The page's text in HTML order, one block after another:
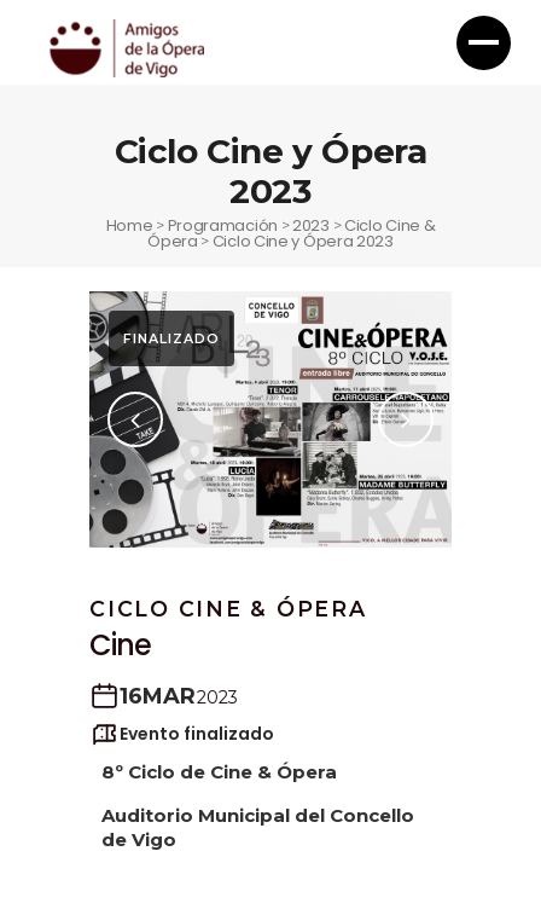
Ciclo Cine y Ópera
2023
Home >Programación >2023 >Ciclo Cine &
Ópera> Ciclo Cine y Ópera 2023
FINALIZADO
CICLO CINE & ÓPERA
Cine
16MAR2023
Evento finalizado
8º Ciclo de Cine & Ópera
Auditorio Municipal del Concello
de Vigo